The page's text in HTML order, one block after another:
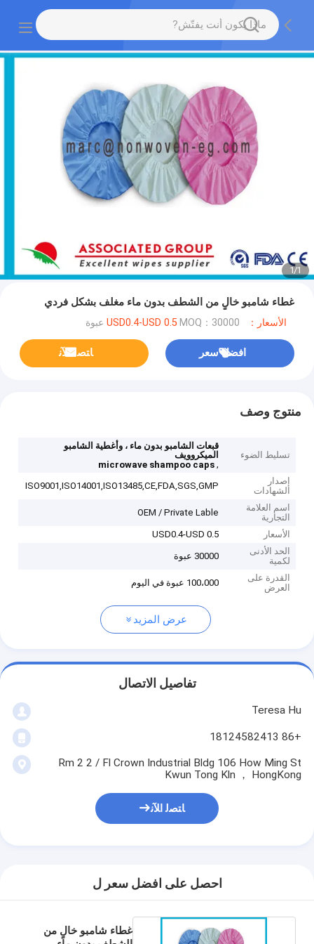
1
/
1
غطاء شامبو خالٍ من الشطف بدون ماء مغلف بشكل فردي
الأسعار：USD0.4-USD 0.5 MOQ：30000 عبوة
افضل سعر ﺎﺘﺼﻟ ﺍﻶﻧ
منتوج وصف
تسليط الضوء
قبعات الشامبو بدون ماء ، وأغطية الشامبو
الميكروويف
,
microwave shampoo caps
إصدار
الشهادات
ISO9001,ISO14001,ISO13485,CE,FDA,SGS,GMP
اسم العلامة
التجارية
OEM / Private Lable
الأسعار
USD0.4-USD 0.5
الحد الأدنى
لكمية
30000 عبوة
القدرة على
العرض
100،000 عبوة في اليوم
عرض المزيد
تفاصيل الاتصال
Teresa Hu
+86 18124582413
Rm 2 2 / Fl Crown Industrial Bldg 106 How Ming St
Kwun Tong Kln ， HongKong
ﺎﺘﺼﻟ ﺍﻶﻧ
احصل على افضل سعر ل
غطاء شامبو خالٍ من